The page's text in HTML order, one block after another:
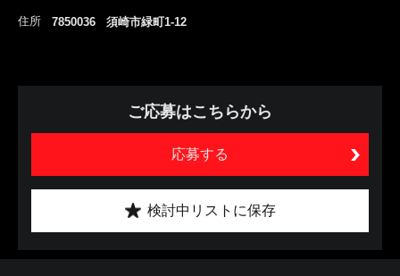
住所 7850036 須崎市緑町1-12
ご応募はこちらから
応募する
検討中リストに保存